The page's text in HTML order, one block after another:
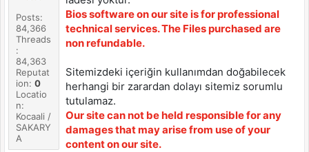
Posts:
84,366
Threads
:
84,363
Reputat
ion:0
Locatio
n:
Kocaali /
SAKARY
A
Bios software on our site is for professional
technical services. The Files purchased are
non refundable.
Sitemizdeki içeriğin kullanımdan doğabilecek
herhangi bir zarardan dolayı sitemiz sorumlu
tutulamaz.
Our site can not be held responsible for any
damages that may arise from use of your
content on our site.